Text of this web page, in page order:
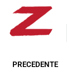
PRECEDENTE